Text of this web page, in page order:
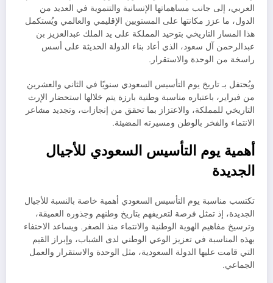
العربي، إلى جانب مساهماتها الإنسانية والتنموية في العديد من
الدول، ما عزز مكانتها على المستويين الإقليمي والعالمي ويُستكمل
هذا المسار التاريخي بتوحيد المملكة على يد الملك عبدالعزيز بن
عبدالرحمن آل سعود، الذي أعاد بناء الدولة الحديثة على أسس
راسخة من الوحدة والاستقرار.
ويُحتفل بـ تاريخ يوم التأسيس السعودي سنويًا في الثاني والعشرين
من فبراير، باعتباره مناسبة وطنية بارزة يتم خلالها استحضار الإرث
التاريخي للمملكة، والاعتزاز بما تحقق من إنجازات، وتجديد مشاعر
الانتماء والفخر بالوطن ومسيرته المضيئة.
أهمية يوم التأسيس السعودي للأجيال
الجديدة
تكتسب مناسبة يوم التأسيس السعودي أهمية خاصة بالنسبة للأجيال
الجديدة، إذ تمثل فرصة لتعريفهم بتاريخ وطنهم وجذوره العميقة،
وترسيخ مفاهيم الهوية الوطنية والانتماء منذ الصغر. ويساعد الاحتفاء
بهذه المناسبة في تعزيز الوعي الوطني لدى الشباب، وإبراز القيم
التي قامت عليها الدولة السعودية، مثل الوحدة والاستقرار والعمل
الجماعي.